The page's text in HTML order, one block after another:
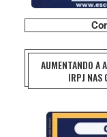
AUMENTANDO A
IRPJ NAS